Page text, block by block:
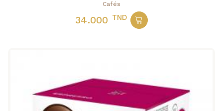
Cafés
34.000 TND